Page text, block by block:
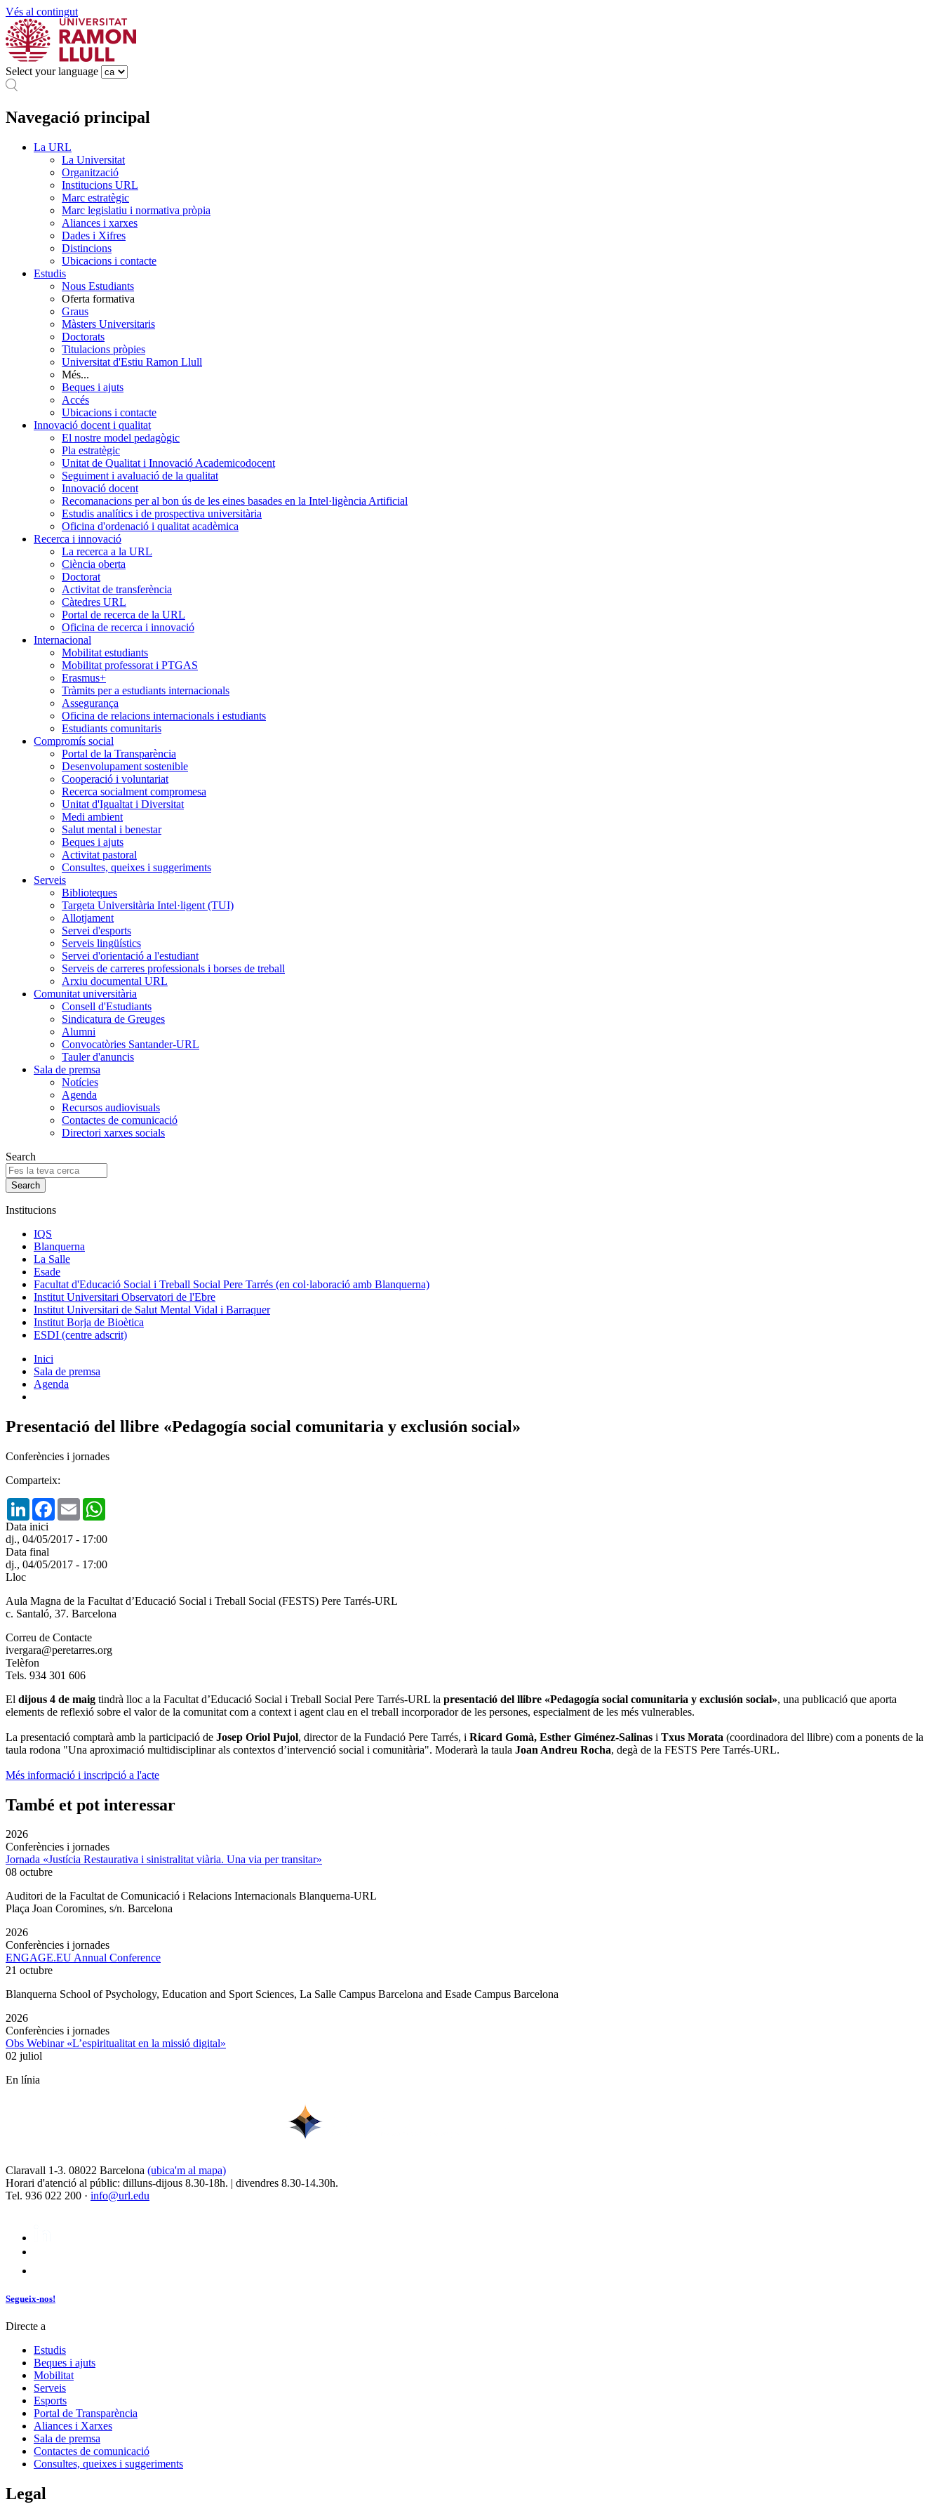
Vés al contingut
Select your language
Navegació principal
La URL
La Universitat
Organització
Institucions URL
Marc estratègic
Marc legislatiu i normativa pròpia
Aliances i xarxes
Dades i Xifres
Distincions
Ubicacions i contacte
Estudis
Nous Estudiants
Oferta formativa
Graus
Màsters Universitaris
Doctorats
Titulacions pròpies
Universitat d'Estiu Ramon Llull
Més...
Beques i ajuts
Accés
Ubicacions i contacte
Innovació docent i qualitat
El nostre model pedagògic
Pla estratègic
Unitat de Qualitat i Innovació Academicodocent
Seguiment i avaluació de la qualitat
Innovació docent
Recomanacions per al bon ús de les eines basades en la Intel·ligència Artificial
Estudis analítics i de prospectiva universitària
Oficina d'ordenació i qualitat acadèmica
Recerca i innovació
La recerca a la URL
Ciència oberta
Doctorat
Activitat de transferència
Càtedres URL
Portal de recerca de la URL
Oficina de recerca i innovació
Internacional
Mobilitat estudiants
Mobilitat professorat i PTGAS
Erasmus+
Tràmits per a estudiants internacionals
Assegurança
Oficina de relacions internacionals i estudiants
Estudiants comunitaris
Compromís social
Portal de la Transparència
Desenvolupament sostenible
Cooperació i voluntariat
Recerca socialment compromesa
Unitat d'Igualtat i Diversitat
Medi ambient
Salut mental i benestar
Beques i ajuts
Activitat pastoral
Consultes, queixes i suggeriments
Serveis
Biblioteques
Targeta Universitària Intel·ligent (TUI)
Allotjament
Servei d'esports
Serveis lingüístics
Servei d'orientació a l'estudiant
Serveis de carreres professionals i borses de treball
Arxiu documental URL
Comunitat universitària
Consell d'Estudiants
Sindicatura de Greuges
Alumni
Convocatòries Santander-URL
Tauler d'anuncis
Sala de premsa
Notícies
Agenda
Recursos audiovisuals
Contactes de comunicació
Directori xarxes socials
Search
Institucions
IQS
Blanquerna
La Salle
Esade
Facultat d'Educació Social i Treball Social Pere Tarrés (en col·laboració amb Blanquerna)
Institut Universitari Observatori de l'Ebre
Institut Universitari de Salut Mental Vidal i Barraquer
Institut Borja de Bioètica
ESDI (centre adscrit)
Inici
Sala de premsa
Agenda
Presentació del llibre «Pedagogía social comunitaria y exclusión social»
Conferències i jornades
Comparteix:
LinkedInFacebook
Email
Data inici
dj., 04/05/2017 - 17:00
Data final
dj., 04/05/2017 - 17:00
Lloc
Aula Magna de la Facultat d’Educació Social i Treball Social (FESTS) Pere Tarrés-URL
c. Santaló, 37. Barcelona
Correu de Contacte
ivergara@peretarres.org
Telèfon
Tels. 934 301 606
El dijous 4 de maig tindrà lloc a la Facultat d’Educació Social i Treball Social Pere Tarrés-URL la presentació del llibre «Pedagogía social comunitaria y exclusión social», una publicació que aporta
elements de reflexió sobre el valor de la comunitat com a context i agent clau en el treball incorporador de les persones, especialment de les més vulnerables.
La presentació comptarà amb la participació de Josep Oriol Pujol, director de la Fundació Pere Tarrés, i Ricard Gomà, Esther Giménez-Salinas i Txus Morata (coordinadora del llibre) com a ponents de la
taula rodona "Una aproximació multidisciplinar als contextos d’intervenció social i comunitària". Moderarà la taula Joan Andreu Rocha, degà de la FESTS Pere Tarrés-URL.
Més informació i inscripció a l'acte
També et pot interessar
2026
Conferències i jornades
Jornada «Justícia Restaurativa i sinistralitat viària. Una via per transitar»
08 octubre
Auditori de la Facultat de Comunicació i Relacions Internacionals Blanquerna-URL
Plaça Joan Coromines, s/n. Barcelona
2026
Conferències i jornades
ENGAGE.EU Annual Conference
21 octubre
Blanquerna School of Psychology, Education and Sport Sciences, La Salle Campus Barcelona and Esade Campus Barcelona
2026
Conferències i jornades
Obs Webinar «L’espiritualitat en la missió digital»
02 juliol
En línia
Claravall 1-3. 08022 Barcelona (ubica'm al mapa)
Horari d'atenció al públic: dilluns-dijous 8.30-18h. | divendres 8.30-14.30h.
Tel. 936 022 200 · info@url.edu
Segueix-nos!
Directe a
Estudis
Beques i ajuts
Mobilitat
Serveis
Esports
Portal de Transparència
Aliances i Xarxes
Sala de premsa
Contactes de comunicació
Consultes, queixes i suggeriments
Legal